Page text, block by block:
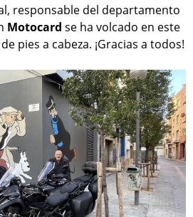
responsable del departamento
Motocard se ha volcado en este
pies a cabeza. ¡Gracias a todos!